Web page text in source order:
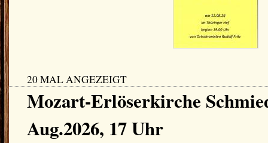
20 MAL ANGEZEIGT
Mozart-Erlöserkirche
Aug.2026, 17 Uhr